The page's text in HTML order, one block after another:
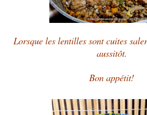
Lorsque les lentilles sont cuites
aussitôt.
Bon appétit!